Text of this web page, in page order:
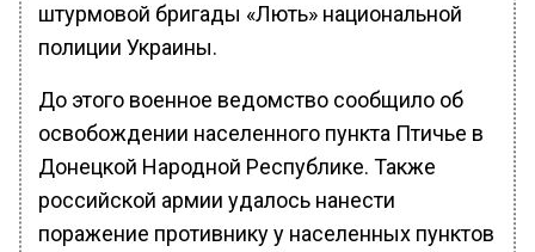
штурмовой бригады «Лють» национальной
полиции Украины.
До этого военное ведомство сообщило об
освобождении населенного пункта Птичье в
Донецкой Народной Республике. Также
российской армии удалось нанести
поражение противнику у населенных пунктов